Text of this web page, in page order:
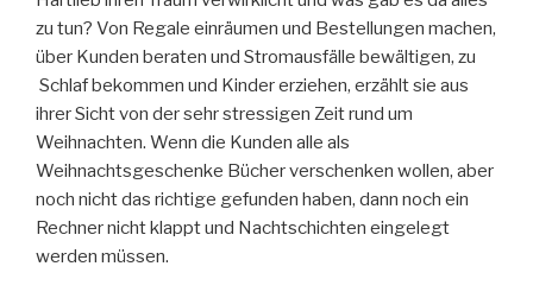
zu tun? Von Regale einräumen und Bestellungen machen,
über Kunden beraten und Stromausfälle bewältigen, zu
Schlaf bekommen und Kinder erziehen, erzählt sie aus
ihrer Sicht von der sehr stressigen Zeit rund um
Weihnachten. Wenn die Kunden alle als
Weihnachtsgeschenke Bücher verschenken wollen, aber
noch nicht das richtige gefunden haben, dann noch ein
Rechner nicht klappt und Nachtschichten eingelegt
werden müssen.